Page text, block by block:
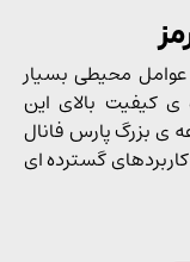
عوامل محیطی بسیار
بالای این
پارس فانال
گسترده ای